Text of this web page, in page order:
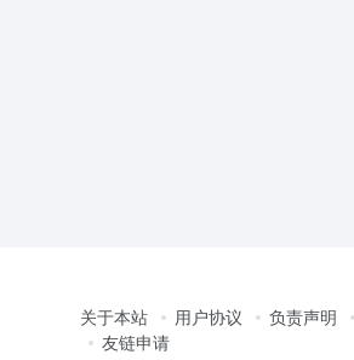
关于本站 用户协议 负责声明
友链申请